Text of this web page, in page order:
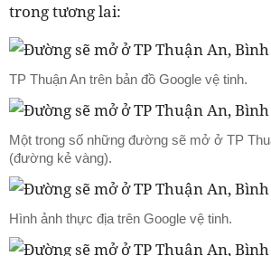
trong tương lai:
TP Thuận An trên bản đồ Google vệ tinh.
Một trong số những đường sẽ mở ở TP
(đường kẻ vàng).
Hình ảnh thực địa trên Google vệ tinh.